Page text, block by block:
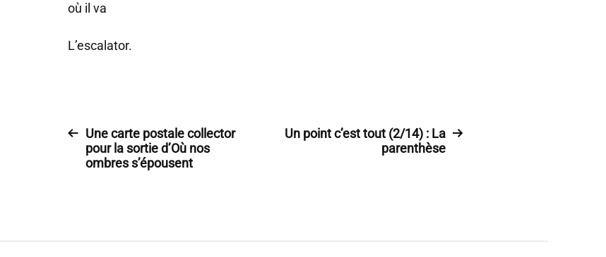
où il va
L’escalator.
Une carte postale collector
pour la sortie d’Où nos
ombres s’épousent
Un point c’est tout (2/14) : La
parenthèse